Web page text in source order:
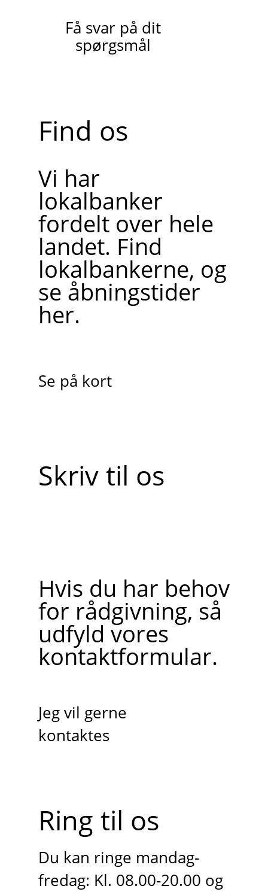
Få svar på dit
spørgsmål
Find os
Vi har
lokalbanker
fordelt over hele
landet. Find
lokalbankerne, og
se åbningstider
her.
Se på kort
Skriv til os
Hvis du har behov
for rådgivning, så
udfyld vores
kontaktformular.
Jeg vil gerne
kontaktes
Ring til os
Du kan ringe mandag-
fredag: Kl. 08.00-20.00 og